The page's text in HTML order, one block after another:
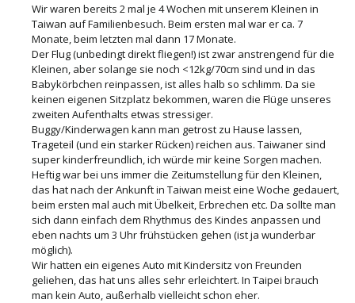
Wir waren bereits 2 mal je 4 Wochen mit unserem Kleinen in
Taiwan auf Familienbesuch. Beim ersten mal war er ca. 7
Monate, beim letzten mal dann 17 Monate.
Der Flug (unbedingt direkt fliegen!) ist zwar anstrengend für die
Kleinen, aber solange sie noch <12kg/70cm sind und in das
Babykörbchen reinpassen, ist alles halb so schlimm. Da sie
keinen eigenen Sitzplatz bekommen, waren die Flüge unseres
zweiten Aufenthalts etwas stressiger.
Buggy/Kinderwagen kann man getrost zu Hause lassen,
Trageteil (und ein starker Rücken) reichen aus. Taiwaner sind
super kinderfreundlich, ich würde mir keine Sorgen machen.
Heftig war bei uns immer die Zeitumstellung für den Kleinen,
das hat nach der Ankunft in Taiwan meist eine Woche gedauert,
beim ersten mal auch mit Übelkeit, Erbrechen etc. Da sollte man
sich dann einfach dem Rhythmus des Kindes anpassen und
eben nachts um 3 Uhr frühstücken gehen (ist ja wunderbar
möglich).
Wir hatten ein eigenes Auto mit Kindersitz von Freunden
geliehen, das hat uns alles sehr erleichtert. In Taipei brauch
man kein Auto, außerhalb vielleicht schon eher.